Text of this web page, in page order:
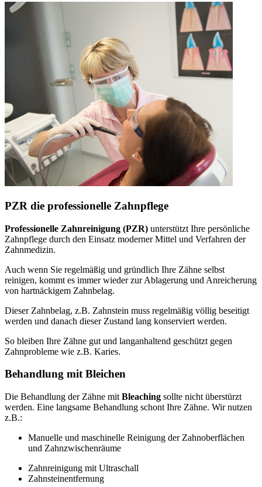
PZR die professionelle Zahnpflege
Professionelle Zahnreinigung (PZR) unterstützt Ihre persönliche
Zahnpflege durch den Einsatz moderner Mittel und Verfahren der
Zahnmedizin.
Auch wenn Sie regelmäßig und gründlich Ihre Zähne selbst
reinigen, kommt es immer wieder zur Ablagerung und Anreicherung
von hartnäckigem Zahnbelag.
Dieser Zahnbelag, z.B. Zahnstein muss regelmäßig völlig beseitigt
werden und danach dieser Zustand lang konserviert werden.
So bleiben Ihre Zähne gut und langanhaltend geschützt gegen
Zahnprobleme wie z.B. Karies.
Behandlung mit Bleichen
Die Behandlung der Zähne mit Bleaching sollte nicht überstürzt
werden. Eine langsame Behandlung schont Ihre Zähne. Wir nutzen
z.B.:
Manuelle und maschinelle Reinigung der Zahnoberflächen
und Zahnzwischenräume
Zahnreinigung mit Ultraschall
Zahnsteinentfernung